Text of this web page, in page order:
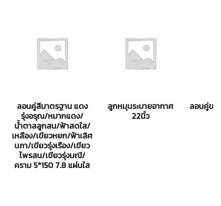
ลอนคู่สีมาตรฐาน แดง
รุ่งอรุณ/หมากแดง/
น้ำตาลลูกสน/ฟ้าสดใส/
เหลือง/เขียวหยก/ฟ้าเลิศ
นภา/เขียวรุ่งเรือง/เขียว
ไพรสน/เขียวรุ่งมณี/
คราม 5*150 7.8 แผ่นใส
ลูกหมุนระบายอากาศ
22นิ้ว
ลอนคู่ขา